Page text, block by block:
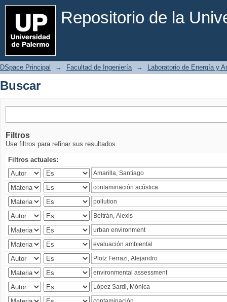
Repositorio de la
Buscar
DSpace Principal → Facultad de Ingeniería → Laboratorio de Energía y
Buscar
Filtros
Use filtros para refinar sus resultados.
Filtros actuales: